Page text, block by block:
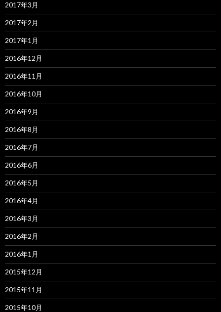
2017年3月
2017年2月
2017年1月
2016年12月
2016年11月
2016年10月
2016年9月
2016年8月
2016年7月
2016年6月
2016年5月
2016年4月
2016年3月
2016年2月
2016年1月
2015年12月
2015年11月
2015年10月